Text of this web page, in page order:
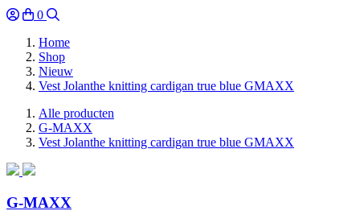
0
Home
Shop
Nieuw
Vest Jolanthe knitting cardigan true blue GMAXX
Alle producten
G-MAXX
Vest Jolanthe knitting cardigan true blue GMAXX
G-MAXX